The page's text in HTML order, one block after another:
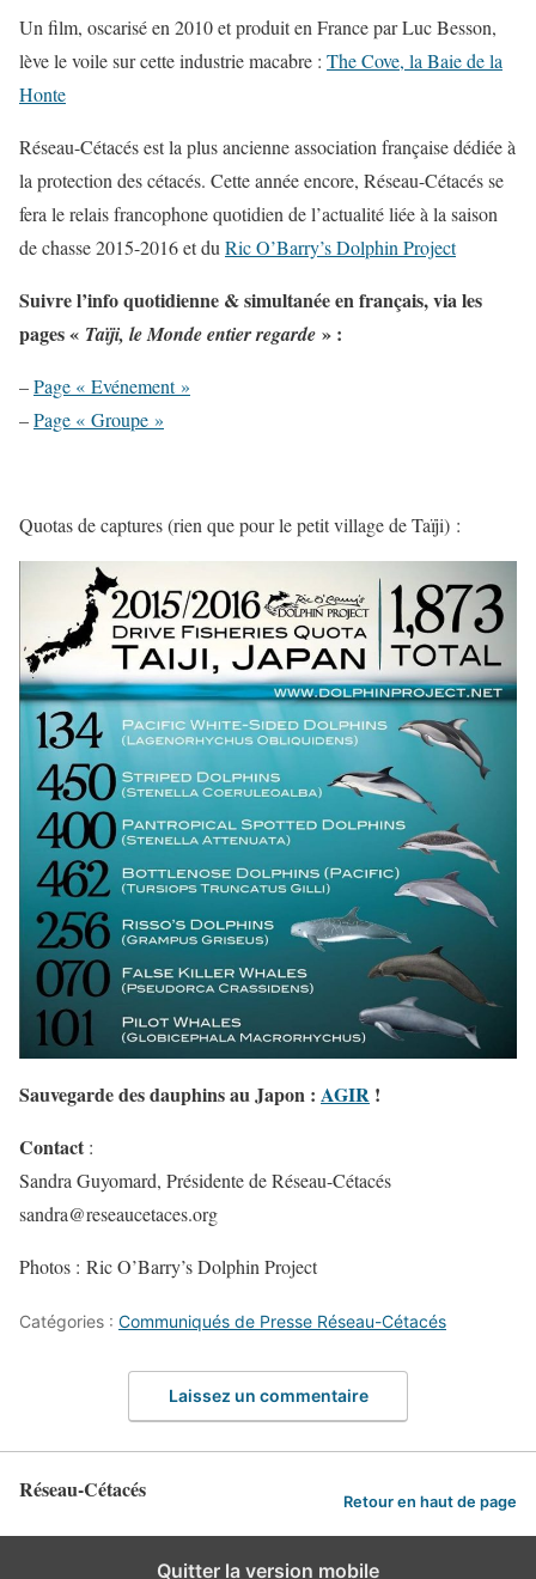
Un film, oscarisé en 2010 et produit en France par Luc Besson,
lève le voile sur cette industrie macabre : The Cove, la Baie de la
Honte
Réseau-Cétacés est la plus ancienne association française dédiée à
la protection des cétacés. Cette année encore, Réseau-Cétacés se
fera le relais francophone quotidien de l’actualité liée à la saison
de chasse 2015-2016 et du Ric O’Barry’s Dolphin Project
Suivre l’info quotidienne & simultanée en français, via les
pages « Taïji, le Monde entier regarde » :
–Page « Evénement »
–Page « Groupe »
Quotas de captures (rien que pour le petit village de Taïji) :
Sauvegarde des dauphins au Japon : AGIR !
Contact :
Sandra Guyomard, Présidente de Réseau-Cétacés
sandra@reseaucetaces.org
Photos : Ric O’Barry’s Dolphin Project
Catégories : Communiqués de Presse Réseau-Cétacés
Laissez un commentaire
Réseau-Cétacés Retour en haut de page
Quitter la version mobile